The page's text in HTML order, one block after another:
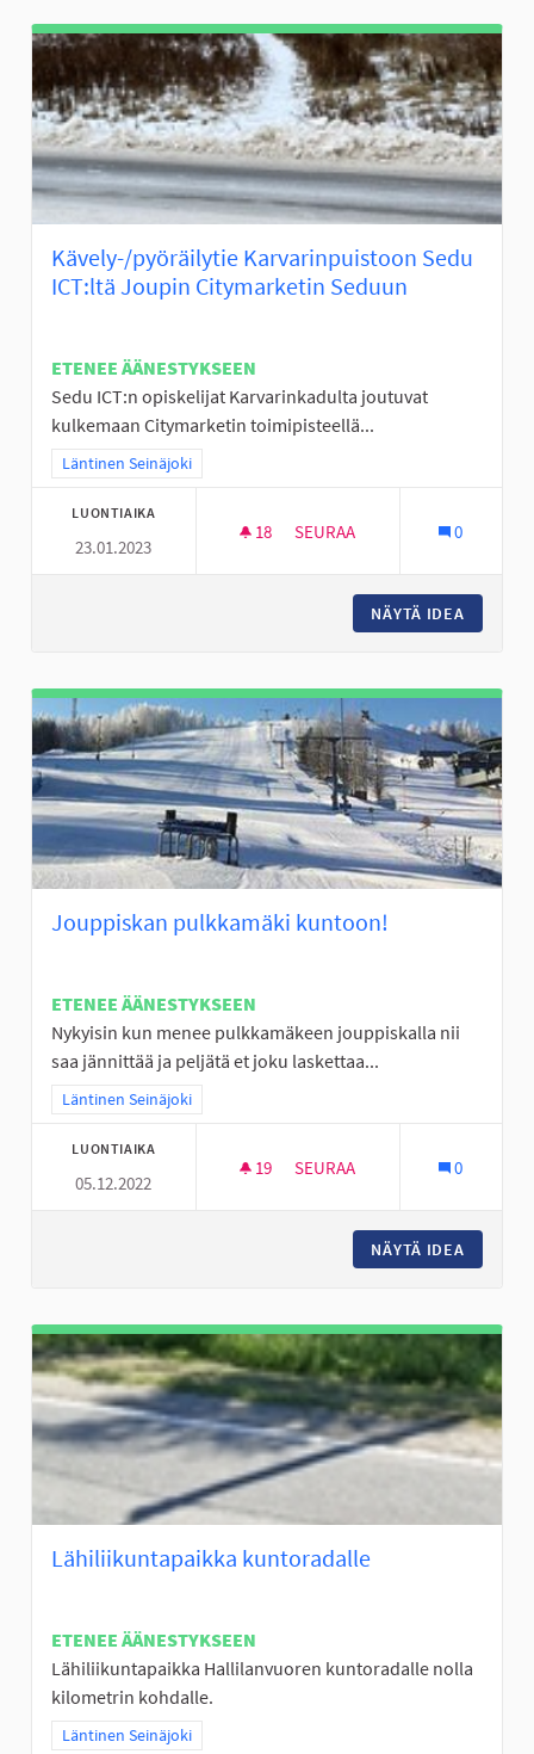
Kävely-/pyöräilytie Karvarinpuistoon Sedu
ICT:ltä Joupin Citymarketin Seduun
ETENEE ÄÄNESTYKSEEN
Sedu ICT:n opiskelijat Karvarinkadulta joutuvat
kulkemaan Citymarketin toimipisteellä...
Rajaa tulokset teeman mukaan: Läntinen Seinäjoki
Läntinen Seinäjoki
LUONTIAIKA
23.01.2023
18 18 SEURAAJAA
SEURAA 0
NÄYTÄ IDEA
Jouppiskan pulkkamäki kuntoon!
ETENEE ÄÄNESTYKSEEN
Nykyisin kun menee pulkkamäkeen jouppiskalla nii
saa jännittää ja peljätä et joku laskettaa...
Rajaa tulokset teeman mukaan: Läntinen Seinäjoki
Läntinen Seinäjoki
LUONTIAIKA
05.12.2022
19 19 SEURAAJAA
SEURAA 0
NÄYTÄ IDEA
Lähiliikuntapaikka kuntoradalle
ETENEE ÄÄNESTYKSEEN
Lähiliikuntapaikka Hallilanvuoren kuntoradalle nolla
kilometrin kohdalle.
Rajaa tulokset teeman mukaan: Läntinen Seinäjoki
Läntinen Seinäjoki